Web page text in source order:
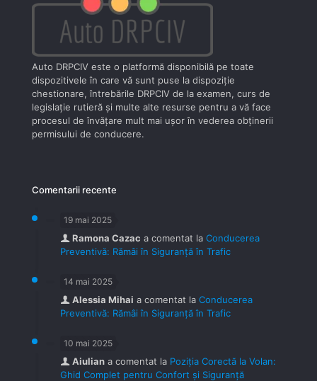
Auto DRPCIV este o platformă disponibilă pe toate
dispozitivele în care vă sunt puse la dispoziţie
chestionare, întrebările DRPCIV de la examen, curs de
legislaţie rutieră şi multe alte resurse pentru a vă face
procesul de învăţare mult mai uşor în vederea obţinerii
permisului de conducere.
Comentarii recente
19 mai 2025
Ramona Cazac a comentat la Conducerea
Preventivă: Rămâi în Siguranță în Trafic
14 mai 2025
Alessia Mihai a comentat la Conducerea
Preventivă: Rămâi în Siguranță în Trafic
10 mai 2025
Aiulian a comentat la Poziția Corectă la Volan:
Ghid Complet pentru Confort și Siguranță